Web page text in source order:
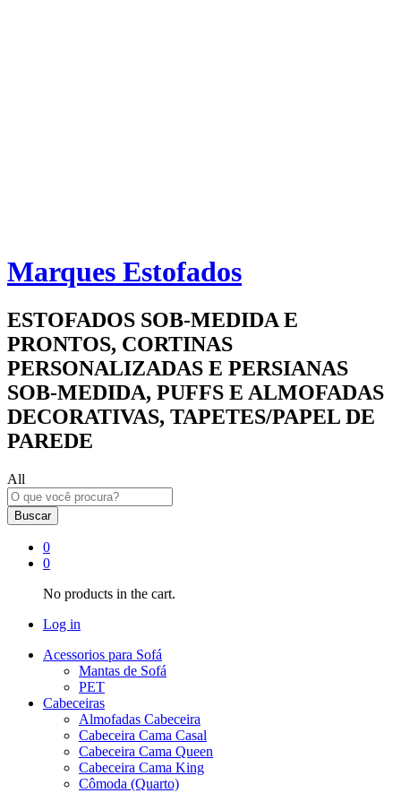
Marques Estofados
ESTOFADOS SOB-MEDIDA E
PRONTOS, CORTINAS
PERSONALIZADAS E PERSIANAS
SOB-MEDIDA, PUFFS E ALMOFADAS
DECORATIVAS, TAPETES/PAPEL DE
PAREDE
All
Buscar
0
0
No products in the cart.
Log in
Acessorios para Sofá
Mantas de Sofá
PET
Cabeceiras
Almofadas Cabeceira
Cabeceira Cama Casal
Cabeceira Cama Queen
Cabeceira Cama King
Cômoda (Quarto)